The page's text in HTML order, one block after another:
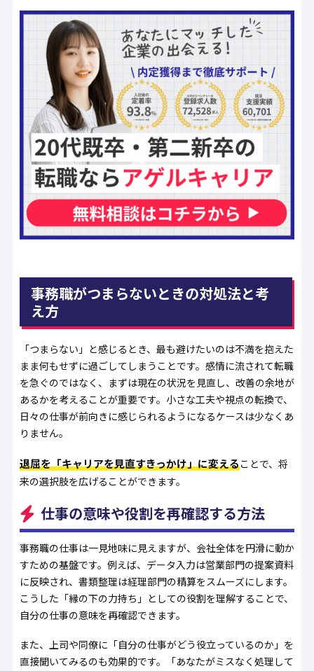
事務職がつまらないときの対処法と考
え方
「つまらない」と感じるとき、最も避けたいのは不満を抱えた
まま何もせずに過ごしてしまうことです。感情に流されて転職
を急ぐのではなく、まずは現在の状況を見直し、改善の余地が
あるかを考えることが重要です。小さな工夫や視点の転換で、
日々の仕事が前向きに感じられるようになるケースは少なくあ
りません。
退屈を「キャリアを見直すきっかけ」に変えることで、将
来の選択肢を広げることができます。
仕事の意味や役割を再確認する方法
事務職の仕事は一見地味に見えますが、会社全体を円滑に動か
すための基盤です。例えば、データ入力は営業部門の提案資料
に反映され、書類整理は経理部門の精算をスムーズにします。
こうした「縁の下の力持ち」としての役割を理解することで、
自分の仕事の意味を再確認できます。
また、上司や同僚に「自分の仕事がどう役立っているのか」を
直接聞いてみるのも効果的です。「あなたがミスなく処理して